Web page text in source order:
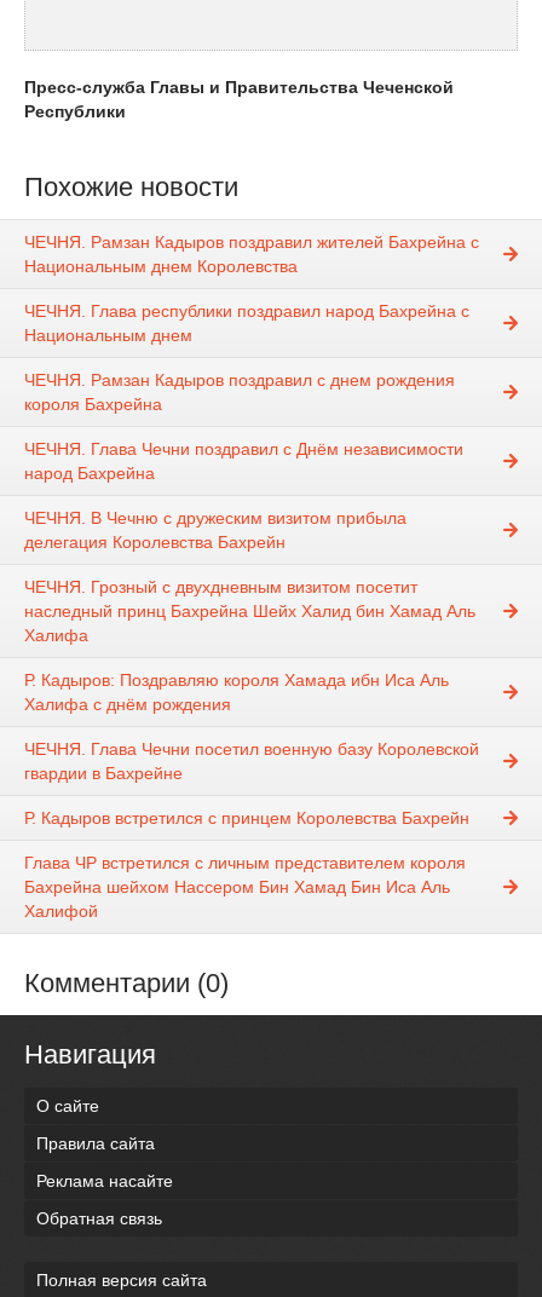
Пресс-служба Главы и Правительства Чеченской
Республики
Похожие новости
ЧЕЧНЯ. Рамзан Кадыров поздравил жителей Бахрейна с
Национальным днем Королевства
ЧЕЧНЯ. Глава республики поздравил народ Бахрейна с
Национальным днем
ЧЕЧНЯ. Рамзан Кадыров поздравил с днем рождения
короля Бахрейна
ЧЕЧНЯ. Глава Чечни поздравил с Днём независимости
народ Бахрейна
ЧЕЧНЯ. В Чечню с дружеским визитом прибыла
делегация Королевства Бахрейн
ЧЕЧНЯ. Грозный с двухдневным визитом посетит
наследный принц Бахрейна Шейх Халид бин Хамад Аль
Халифа
Р. Кадыров: Поздравляю короля Хамада ибн Иса Аль
Халифа с днём рождения
ЧЕЧНЯ. Глава Чечни посетил военную базу Королевской
гвардии в Бахрейне
Р. Кадыров встретился с принцем Королевства Бахрейн
Глава ЧР встретился с личным представителем короля
Бахрейна шейхом Нассером Бин Хамад Бин Иса Аль
Халифой
Комментарии (0)
Навигация
О сайте
Правила сайта
Реклама насайте
Обратная связь
Полная версия сайта